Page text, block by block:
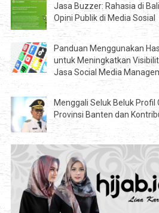
Jasa Buzzer: Rahasia di
Opini Publik di Media Sosial
Panduan Menggunakan
untuk Meningkatkan
Jasa Social Media
Menggali Seluk Beluk Profil
Provinsi Banten dan